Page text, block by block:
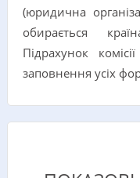
(юридична
обирається
Підрахунок
заповнення усіх